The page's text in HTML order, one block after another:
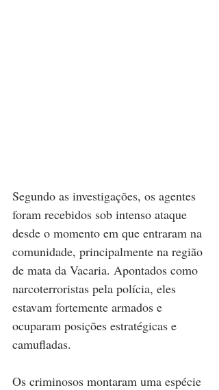
Segundo as investigações, os agentes
foram recebidos sob intenso ataque
desde o momento em que entraram na
comunidade, principalmente na região
de mata da Vacaria. Apontados como
narcoterroristas pela polícia, eles
estavam fortemente armados e
ocuparam posições estratégicas e
camufladas.
Os criminosos montaram uma espécie